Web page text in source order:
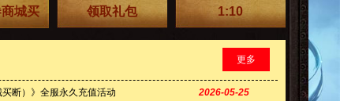
城买 领取礼包 1:10
更多
断）》全服永久充值活动 2026-05-25